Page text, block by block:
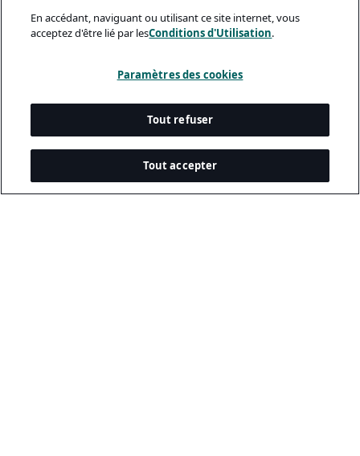
En accédant, naviguant ou utilisant ce site internet, vous
acceptez d'être lié par lesConditions d'Utilisation.
Paramètres des cookies
Tout refuser
Tout accepter